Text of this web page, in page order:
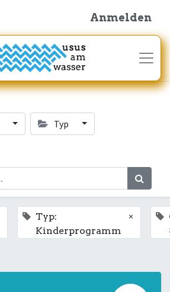
Anmelden
Typ
Typ:
Kinderprogramm
×